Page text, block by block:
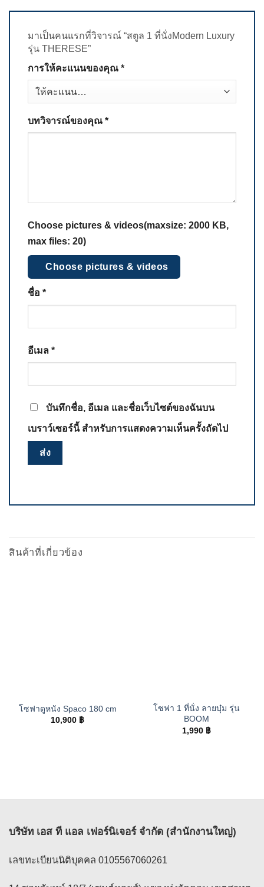
มาเป็นคนแรกที่วิจารณ์ “สตูล 1 ที่นั่งModern Luxury
รุ่น THERESE”
การให้คะแนนของคุณ *
บทวิจารณ์ของคุณ *
Choose pictures & videos(maxsize: 2000 KB,
max files: 20)
Choose pictures & videos
ชื่อ *
อีเมล *
บันทึกชื่อ, อีเมล และชื่อเว็บไซต์ของฉันบน
เบราว์เซอร์นี้ สำหรับการแสดงความเห็นครั้งถัดไป
สินค้าที่เกี่ยวข้อง
โซฟาดูหนัง Spaco 180 cm
10,900 ฿
โซฟา 1 ที่นั่ง ลายบุ๋ม รุ่น
BOOM
1,990 ฿
บริษัท เอส ที แอล เฟอร์นิเจอร์ จำกัด (สำนักงานใหญ่)
เลขทะเบียนนิติบุคคล 0105567060261